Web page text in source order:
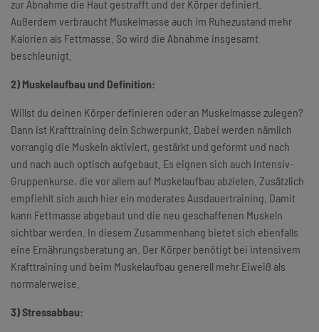
zur Abnahme die Haut gestrafft und der Körper definiert.
Außerdem verbraucht Muskelmasse auch im Ruhezustand mehr
Kalorien als Fettmasse. So wird die Abnahme insgesamt
beschleunigt.
2) Muskelaufbau und Definition:
Willst du deinen Körper definieren oder an Muskelmasse zulegen?
Dann ist Krafttraining dein Schwerpunkt. Dabei werden nämlich
vorrangig die Muskeln aktiviert, gestärkt und geformt und nach
und nach auch optisch aufgebaut. Es eignen sich auch Intensiv-
Gruppenkurse, die vor allem auf Muskelaufbau abzielen. Zusätzlich
empfiehlt sich auch hier ein moderates Ausdauertraining. Damit
kann Fettmasse abgebaut und die neu geschaffenen Muskeln
sichtbar werden. In diesem Zusammenhang bietet sich ebenfalls
eine Ernährungsberatung an. Der Körper benötigt bei intensivem
Krafttraining und beim Muskelaufbau generell mehr Eiweiß als
normalerweise.
3) Stressabbau: